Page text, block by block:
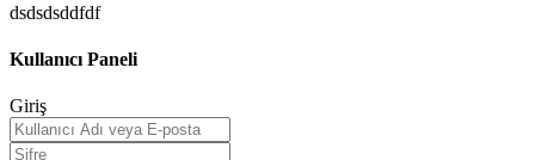
dsdsdsddfdf
Kullanıcı Paneli
Giriş